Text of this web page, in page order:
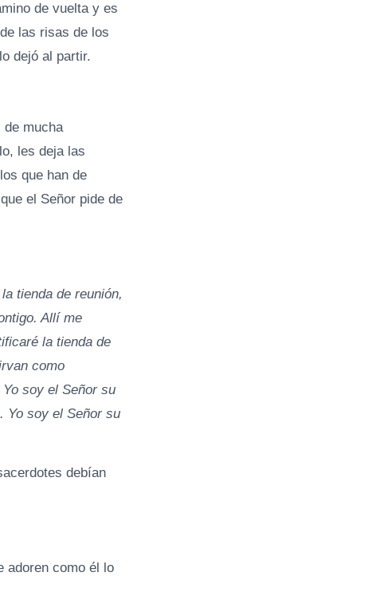
de vuelta y es
las risas de los
dejó al partir.
de mucha
les deja las
que han de
el Señor pide de
tienda de reunión,
Allí me
la tienda de
como
soy el Señor su
Yo soy el Señor su
debían
adoren como él lo